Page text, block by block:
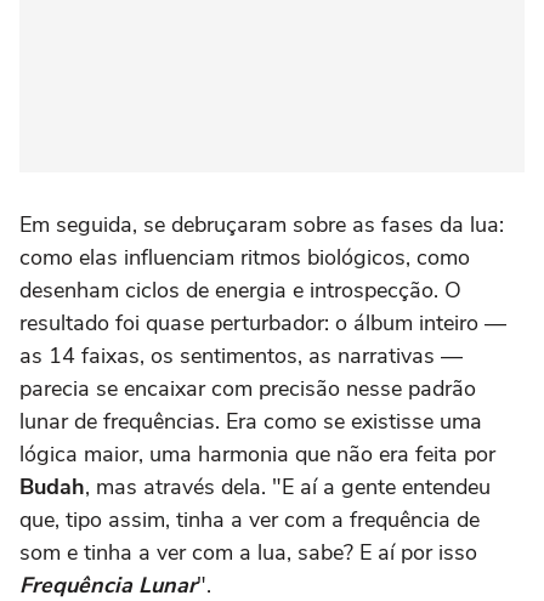
Em seguida, se debruçaram sobre as fases da lua:
como elas influenciam ritmos biológicos, como
desenham ciclos de energia e introspecção. O
resultado foi quase perturbador: o álbum inteiro —
as 14 faixas, os sentimentos, as narrativas —
parecia se encaixar com precisão nesse padrão
lunar de frequências. Era como se existisse uma
lógica maior, uma harmonia que não era feita por
Budah, mas através dela. "E aí a gente entendeu
que, tipo assim, tinha a ver com a frequência de
som e tinha a ver com a lua, sabe? E aí por isso
Frequência Lunar".